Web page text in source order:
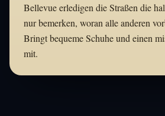
Bellevue erledigen die Straßen die
nur bemerken, woran alle anderen
Bringt bequeme Schuhe und einen
mit.